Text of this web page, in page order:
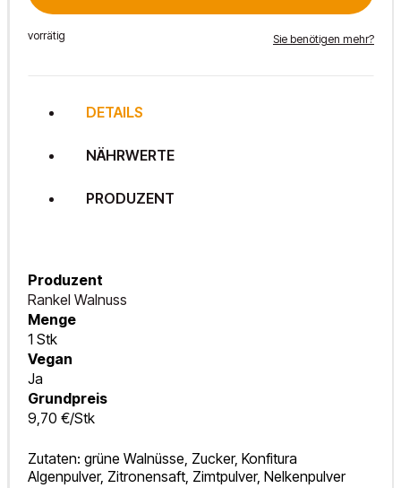
vorrätig Sie benötigen mehr?
DETAILS
NÄHRWERTE
PRODUZENT
Produzent
Rankel Walnuss
Menge
1 Stk
Vegan
Ja
Grundpreis
9,70 €/Stk
Zutaten: grüne Walnüsse, Zucker, Konfitura
Algenpulver, Zitronensaft, Zimtpulver, Nelkenpulver